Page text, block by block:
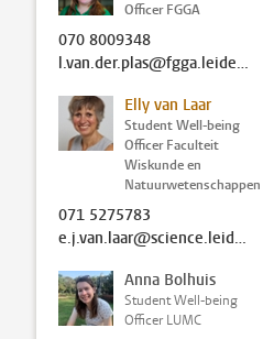
Officer FGGA
070 8009348
l.van.der.plas@fgga.leidenuniv.nl
Elly van Laar
Student Well-being
Officer Faculteit
Wiskunde en
Natuurwetenschappen
071 5275783
e.j.van.laar@science.leidenuniv.nl
Anna Bolhuis
Student Well-being
Officer LUMC